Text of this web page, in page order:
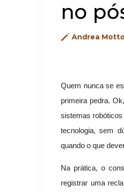
no
Andrea
Quem nunca se
primeira pedra.
sistemas
tecnologia, sem
quando o que
Na prática, o
registrar uma